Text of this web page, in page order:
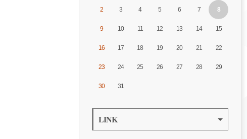
2 3 4 5 6 7 8
9 10 11 12 13 14 15
16 17 18 19 20 21 22
23 24 25 26 27 28 29
30 31
LINK